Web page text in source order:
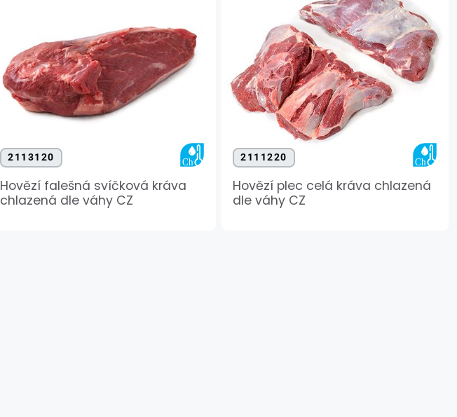
2113120
Hovězí falešná svíčková kráva
chlazená dle váhy CZ
2111220
Hovězí plec celá kráva chlazená
dle váhy CZ